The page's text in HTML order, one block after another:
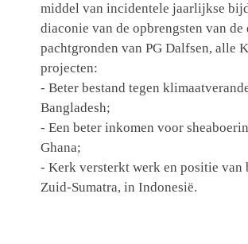
middel van incidentele jaarlijkse
diaconie van de opbrengsten van de
pachtgronden van PG Dalfsen, alle
projecten:
- Beter bestand tegen
Bangladesh;
- Een beter inkomen voor
Ghana;
- Kerk versterkt werk en positie van
Zuid-Sumatra, in Indonesië.